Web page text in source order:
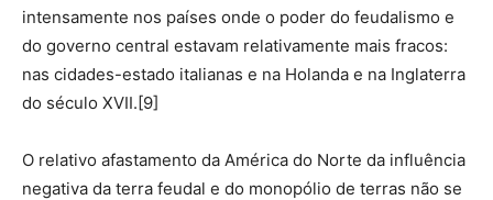
intensamente nos países onde o poder do feudalismo e
do governo central estavam relativamente mais fracos:
nas cidades-estado italianas e na Holanda e na Inglaterra
do século XVII.[9]
O relativo afastamento da América do Norte da influência
negativa da terra feudal e do monopólio de terras não se